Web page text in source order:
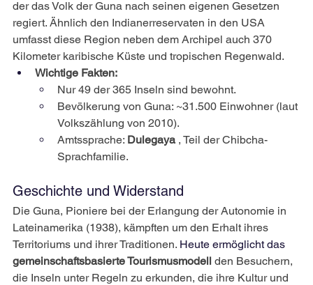
der das Volk der Guna nach seinen eigenen Gesetzen
regiert. Ähnlich den Indianerreservaten in den USA
umfasst diese Region neben dem Archipel auch 370
Kilometer karibische Küste und tropischen Regenwald.
Wichtige Fakten:
Nur 49 der 365 Inseln sind bewohnt.
Bevölkerung von Guna: ~31.500 Einwohner (laut
Volkszählung von 2010).
Amtssprache: Dulegaya , Teil der Chibcha-
Sprachfamilie.
Geschichte und Widerstand
Die Guna, Pioniere bei der Erlangung der Autonomie in
Lateinamerika (1938), kämpften um den Erhalt ihres
Territoriums und ihrer Traditionen. Heute ermöglicht das
gemeinschaftsbasierte Tourismusmodell den Besuchern,
die Inseln unter Regeln zu erkunden, die ihre Kultur und